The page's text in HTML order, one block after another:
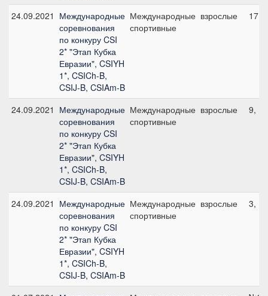
24.09.2021 Международные
соревнования
по конкуру CSI
2* "Этап Кубка
Евразии", CSIYH
1*, CSICh-B,
CSIJ-B, CSIAm-B
Международные
спортивные
взрослые 17,
24.09.2021 Международные
соревнования
по конкуру CSI
2* "Этап Кубка
Евразии", CSIYH
1*, CSICh-B,
CSIJ-B, CSIAm-B
Международные
спортивные
взрослые 9,
24.09.2021 Международные
соревнования
по конкуру CSI
2* "Этап Кубка
Евразии", CSIYH
1*, CSICh-B,
CSIJ-B, CSIAm-B
Международные
спортивные
взрослые 3,